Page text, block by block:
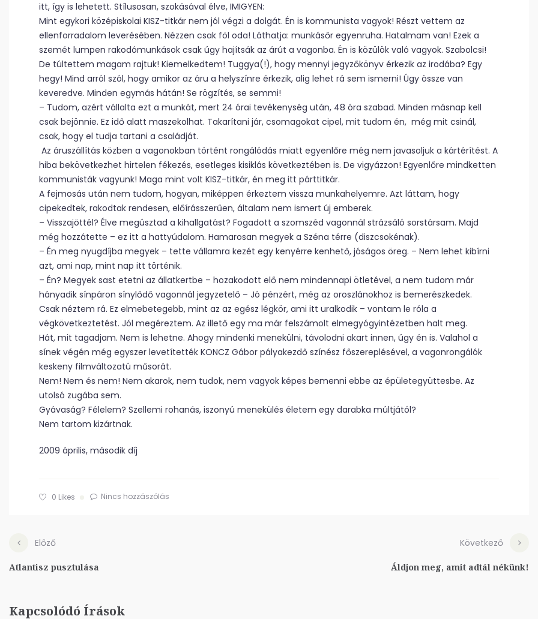
itt, így is lehetett. Stílusosan, szokásával élve, IMIGYEN:
Mint egykori középiskolai KISZ-titkár nem jól végzi a dolgát. Én is kommunista vagyok! Részt vettem az
ellenforradalom leverésében. Nézzen csak föl oda! Láthatja: munkásőr egyenruha. Hatalmam van! Ezek a
szemét lumpen rakodómunkások csak úgy hajítsák az árút a vagonba. Én is közülök való vagyok. Szabolcsi!
De túltettem magam rajtuk! Kiemelkedtem! Tuggya(!), hogy mennyi jegyzőkönyv érkezik az irodába? Egy
hegy! Mind arról szól, hogy amikor az áru a helyszínre érkezik, alig lehet rá sem ismerni! Úgy össze van
keveredve. Minden egymás hátán! Se rögzítés, se semmi!
– Tudom, azért vállalta ezt a munkát, mert 24 órai tevékenység után, 48 óra szabad. Minden másnap kell
csak bejönnie. Ez idő alatt maszekolhat. Takarítani jár, csomagokat cipel, mit tudom én, még mit csinál,
csak, hogy el tudja tartani a családját.
Az áruszállítás közben a vagonokban történt rongálódás miatt egyenlőre még nem javasoljuk a kártérítést. A
hiba bekövetkezhet hirtelen fékezés, esetleges kisiklás következtében is. De vigyázzon! Egyenlőre mindketten
kommunisták vagyunk! Maga mint volt KISZ-titkár, én meg itt párttitkár.
A fejmosás után nem tudom, hogyan, miképpen érkeztem vissza munkahelyemre. Azt láttam, hogy
cipekedtek, rakodtak rendesen, előírásszerűen, általam nem ismert új emberek.
– Visszajöttél? Élve megúsztad a kihallgatást? Fogadott a szomszéd vagonnál strázsáló sorstársam. Majd
még hozzátette – ez itt a hattyúdalom. Hamarosan megyek a Széna térre (diszcsokénak).
– Én meg nyugdíjba megyek – tette vállamra kezét egy kenyérre kenhető, jóságos öreg. – Nem lehet kibírni
azt, ami nap, mint nap itt történik.
– Én? Megyek sast etetni az állatkertbe – hozakodott elő nem mindennapi ötletével, a nem tudom már
hányadik sínpáron sínylődő vagonnál jegyzetelő – Jó pénzért, még az oroszlánokhoz is bemerészkedek.
Csak néztem rá. Ez elmebetegebb, mint az az egész légkör, ami itt uralkodik – vontam le róla a
végkövetkeztetést. Jól megéreztem. Az illető egy ma már felszámolt elmegyógyintézetben halt meg.
Hát, mit tagadjam. Nem is lehetne. Ahogy mindenki menekülni, távolodni akart innen, úgy én is. Valahol a
sínek végén még egyszer levetítették KONCZ Gábor pályakezdő színész főszereplésével, a vagonrongálók
keskeny filmváltozatú műsorát.
Nem! Nem és nem! Nem akarok, nem tudok, nem vagyok képes bemenni ebbe az épületegyüttesbe. Az
utolsó zugába sem.
Gyávaság? Félelem? Szellemi rohanás, iszonyú menekülés életem egy darabka múltjától?
Nem tartom kizártnak.
2009 április, második díj
0 Likes Nincs hozzászólás
Előző
Atlantisz pusztulása
Következő
Áldjon meg, amit adtál nékünk!
Kapcsolódó Írások